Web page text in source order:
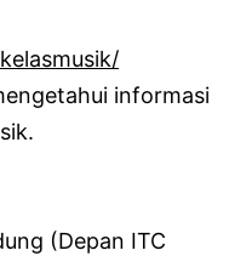
informasi
(Depan ITC